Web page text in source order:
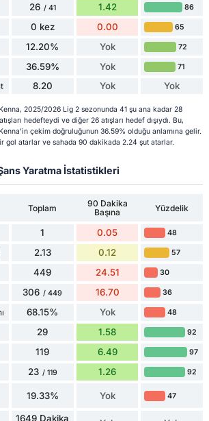
26 / 41 1.42 86
0 kez 0.00 65
12.20% Yok 72
36.59% Yok 71
8.20 Yok Yok
2025/2026 Lig 2 sezonunda 41 şu ana kadar 28
hedefteydi ve diğer 26 atışları hedef dışıydı. Bu,
çekim doğruluğunun 36.59% olduğu anlamına gelir.
gol atarlar ve sahada 90 dakikada 2.24 şut atarlar.
Yaratma İstatistikleri
Toplam
90 Dakika
Başına
Yüzdelik
1 0.05 48
2.13 0.12 57
449 24.51 30
306 / 449 16.70 36
68.15% Yok 48
29 1.58 92
119 6.49 97
23 / 119 1.26 92
19.33% Yok 47
1649 Dakika